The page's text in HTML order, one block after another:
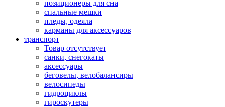
позиционеры для сна
спальные мешки
пледы, одеяла
карманы для аксеcсуаров
транспорт
Товар отсутствует
санки, снегокаты
аксессуары
беговелы, велобалансиры
велосипеды
гидроциклы
гироскутеры